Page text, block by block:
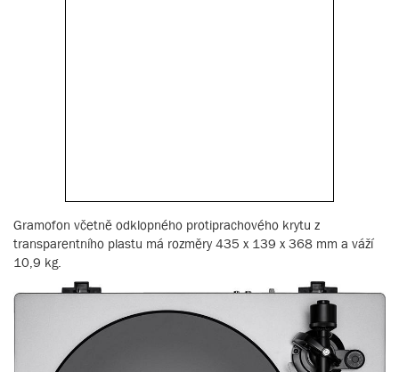
Gramofon včetně odklopného protiprachového krytu z
transparentního plastu má rozměry 435 x 139 x 368 mm a váží
10,9 kg.